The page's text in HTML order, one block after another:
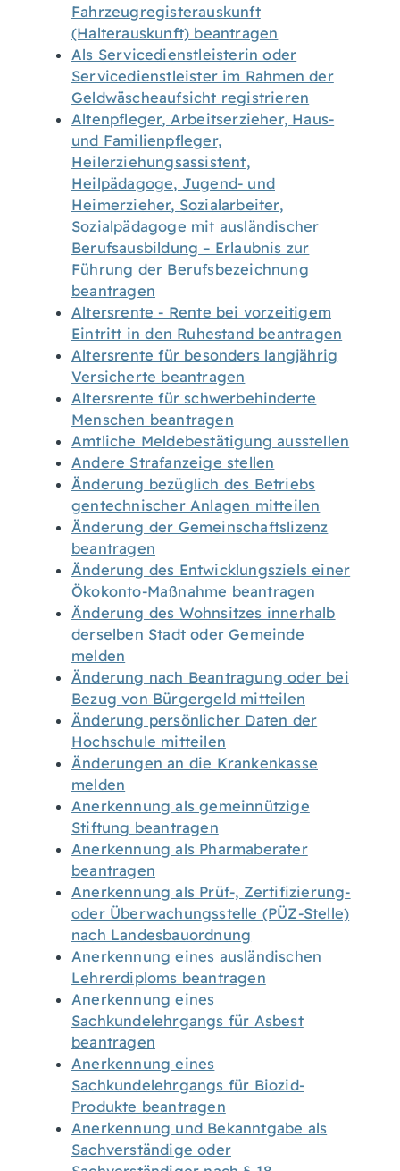
Fahrzeugregisterauskunft
(Halterauskunft) beantragen
Als Servicedienstleisterin oder
Servicedienstleister im Rahmen der
Geldwäscheaufsicht registrieren
Altenpfleger, Arbeitserzieher, Haus-
und Familienpfleger,
Heilerziehungsassistent,
Heilpädagoge, Jugend- und
Heimerzieher, Sozialarbeiter,
Sozialpädagoge mit ausländischer
Berufsausbildung – Erlaubnis zur
Führung der Berufsbezeichnung
beantragen
Altersrente - Rente bei vorzeitigem
Eintritt in den Ruhestand beantragen
Altersrente für besonders langjährig
Versicherte beantragen
Altersrente für schwerbehinderte
Menschen beantragen
Amtliche Meldebestätigung ausstellen
Andere Strafanzeige stellen
Änderung bezüglich des Betriebs
gentechnischer Anlagen mitteilen
Änderung der Gemeinschaftslizenz
beantragen
Änderung des Entwicklungsziels einer
Ökokonto-Maßnahme beantragen
Änderung des Wohnsitzes innerhalb
derselben Stadt oder Gemeinde
melden
Änderung nach Beantragung oder bei
Bezug von Bürgergeld mitteilen
Änderung persönlicher Daten der
Hochschule mitteilen
Änderungen an die Krankenkasse
melden
Anerkennung als gemeinnützige
Stiftung beantragen
Anerkennung als Pharmaberater
beantragen
Anerkennung als Prüf-, Zertifizierung-
oder Überwachungsstelle (PÜZ-Stelle)
nach Landesbauordnung
Anerkennung eines ausländischen
Lehrerdiploms beantragen
Anerkennung eines
Sachkundelehrgangs für Asbest
beantragen
Anerkennung eines
Sachkundelehrgangs für Biozid-
Produkte beantragen
Anerkennung und Bekanntgabe als
Sachverständige oder